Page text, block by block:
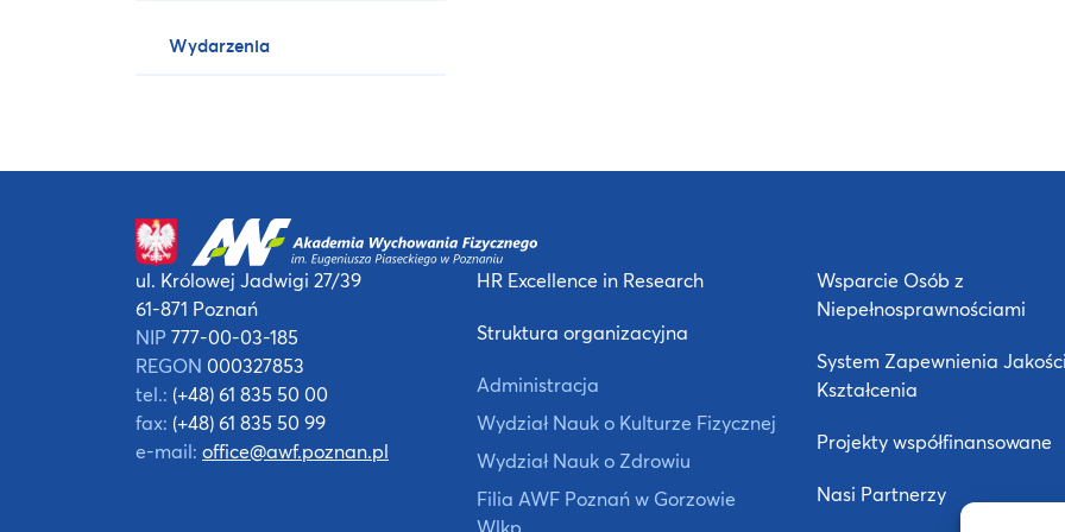
Wydarzenia
ul. Królowej Jadwigi 27/39
61-871 Poznań
NIP 777-00-03-185
REGON 000327853
tel.: (+48) 61 835 50 00
fax: (+48) 61 835 50 99
e-mail: office@awf.poznan.pl
HR Excellence in Research
Struktura organizacyjna
Administracja
Wydział Nauk o Kulturze Fizycznej
Wydział Nauk o Zdrowiu
Filia AWF Poznań w Gorzowie
Wlkp.
Wsparcie Osób z
Niepełnosprawnościami
System Zapewnienia Jakości
Kształcenia
Projekty współfinansowane
Nasi Partnerzy